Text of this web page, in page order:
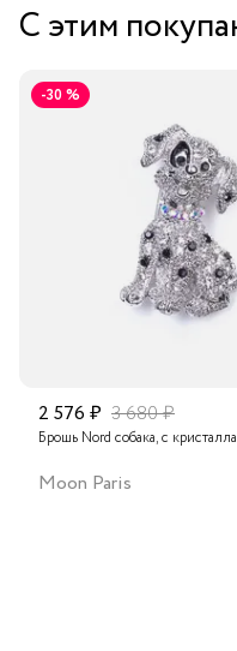
Курьером за 1-2 дня
В пункт выдачи заказов
Транспортной компанией
Подробнее о сроках
С этим
-30 %
2 576 ₽ 3 680 ₽
Брошь Nord собака, с
Moon Paris